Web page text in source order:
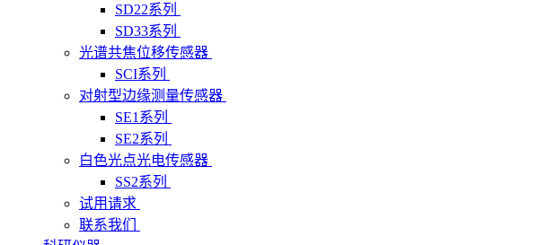
SD22系列
SD33系列
光谱共焦位移传感器
SCI系列
对射型边缘测量传感器
SE1系列
SE2系列
白色光点光电传感器
SS2系列
试用请求
联系我们